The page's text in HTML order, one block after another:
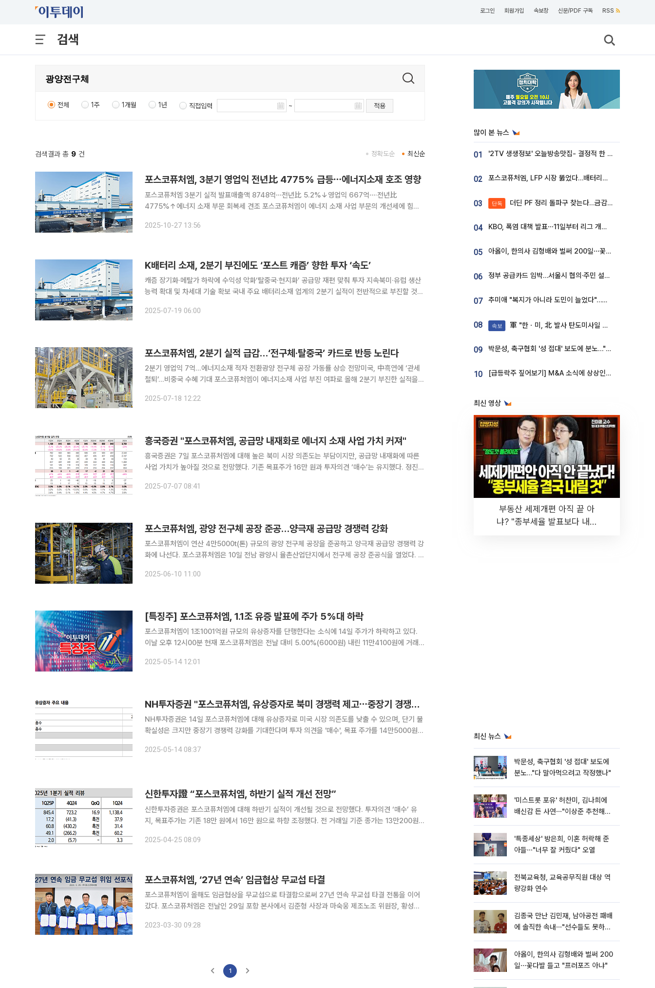
로그인 회원가입 속보창 신문/PDF 구독 RSS
검색
전체 1주 1개월 1년 직접입력 ~ 적용
검색결과 총 9 건 최신순
정확도순
포스코퓨처엠, 3분기 영업익 전년比 4775% 급등⋯에너지소재 호조 영향
포스코퓨처엠 3분기 실적 발표매출액 8748억⋯전년比 5.2%↓영업익 667억⋯·전년比
4775%↑에너지 소재 부문 회복세 견조 포스코퓨처엠이 에너지 소재 사업 부문의 개선세에 힘입
로, 전년 동기보다 5.2% 감소했다고 공시했다. 반면 같은 기간 영업이익은
2025-10-27 13:56
K배터리 소재, 2분기 부진에도 ‘포스트 캐즘’ 향한 투자 ‘속도’
캐즘 장기화·메탈가 하락에 수익성 악화‘탈중국·현지화’ 공급망 재편 맞춰 투자 지속북미·유럽 생산
능력 확대 및 차세대 기술 확보 국내 주요 배터리소재 업계의 2분기 실적이 전반적으로 부진할 것으
2025-07-19 06:00
포스코퓨처엠, 2분기 실적 급감…‘전구체·탈중국’ 카드로 반등 노린다
2분기 영업익 7억…에너지소재 적자 전환광양 전구체 공장 가동률 상승 전망미국, 中흑연에 ‘관세
철퇴’…비중국 수혜 기대 포스코퓨처엠이 에너지소재 사업 부진 여파로 올해 2분기 부진한 실적을
2025-07-18 12:22
흥국증권 "포스코퓨처엠, 공급망 내재화로 에너지 소재 사업 가치 커져"
흥국증권은 7일 포스코퓨처엠에 대해 높은 북미 시장 의존도는 부담이지만, 공급망 내재화에 따른
사업 가치가 높아질 것으로 전망했다. 기존 목표주가 16만 원과 투자의견 ‘매수’는 유지했다. 정진수
업이익은 적자 전환한 -24억 원을 각각 추정한다”며 “
2025-07-07 08:41
포스코퓨처엠, 광양 전구체 공장 준공…양극재 공급망 경쟁력 강화
포스코퓨처엠이 연산 4만5000t(톤) 규모의 광양 전구체 공장을 준공하고 양극재 공급망 경쟁력 강
화에 나선다. 포스코퓨처엠은 10일 전남 광양시 율촌산업단지에서 전구체 공장 준공식을 열었다. 행
원 광양시의회 의장, 구충곤 광양만권경제자유구역청장 등 관계자 7
2025-06-10 11:00
[특징주] 포스코퓨처엠, 1.1조 유증 발표에 주가 5%대 하락
포스코퓨처엠이 1조1001억원 규모의 유상증자를 단행한다는 소식에 14일 주가가 하락하고 있다.
이날 오후 12시00분 현재 포스코퓨처엠은 전날 대비 5.00%(6000원) 내린 11만4100원에 거래되
상증자 방식은 주주배정후 실권주 일반공모로 신규 발행
2025-05-14 12:01
NH투자증권 "포스코퓨처엠, 유상증자로 북미 경쟁력 제고⋯중장기 경쟁력 강화 기대"
NH투자증권은 14일 포스코퓨처엠에 대해 유상증자로 미국 시장 의존도를 낮출 수 있으며, 단기 불
확실성은 크지만 중장기 경쟁력 강화를 기대한다며 투자 의견을 '매수', 목표 주가를 14만5000원으
주식수는 1148만 주로 기존 발행 주식수 대비 14.8%
2025-05-14 08:37
신한투자證 “포스코퓨처엠, 하반기 실적 개선 전망”
신한투자증권은 포스코퓨처엠에 대해 하반기 실적이 개선될 것으로 전망했다. 투자의견 ‘매수’ 유
지, 목표주가는 기존 18만 원에서 16만 원으로 하향 조정했다. 전 거래일 기준 종가는 13만200원이
확실성이 존재하나, 최악의 구간은 지난 것으로 판단한다”며 “
2025-04-25 08:09
포스코퓨처엠, ‘27년 연속’ 임금협상 무교섭 타결
포스코퓨처엠이 올해도 임금협상을 무교섭으로 타결함으로써 27년 연속 무교섭 타결 전통을 이어
갔다. 포스코퓨처엠은 전날인 29일 포항 본사에서 김준형 사장과 마숙웅 제조노조 위원장, 황성환
2023-03-30 09:28
1
많이 본 뉴스
01 '2TV 생생정보' 오늘방송맛집- 결정적 한 수, 3종 메밀면! 메밀 소바 맛집 '의○○○○'
02 포스코퓨처엠, LFP 시장 뚫었다…배터리사와 대규모 장기 공급 합의
03 단독 더딘 PF 정리 돌파구 찾는다…금감원, 1년 반 만에 매각설명회 재개
04 KBO, 폭염 대책 발표⋯11일부터 리그 개시ㆍ경기 오후 7시 시작
05 아옳이, 한의사 김형배와 벌써 200일⋯꽃다발 들고 "프러포즈 아냐"
06 정부 공급카드 임박…서울시 협의·주민 설득이 성패 가른다 [부동산 해법 전쟁]
07 추미애 "복지가 아니라 도민이 늘었다"…재정난 책임론 정면돌파
08 속보 軍 "한ㆍ미, 北 발사 탄도미사일 제원 정밀분석 중"
09 박문성, 축구협회 '성 접대' 보도에 분노…"다 말아먹으려고 작정했나"
10 [급등락주 짚어보기] M&A 소식에 상상인증권ㆍ유니켐 ‘상한가’⋯유증 제동 걸린 SK디앤디↑
최신 영상
부동산 세제개편 아직 끝 아
냐? "종부세율 발표보다 내릴
최신 뉴스
박문성, 축구협회 '성 접대' 보도에
분노…"다 말아먹으려고 작정했나"
'미스트롯 포유' 허찬미, 김나희에
배신감 든 사연⋯"이상준 추천해주
'특종세상' 방은희, 이혼 허락해 준
아들⋯"너무 잘 커줬다" 오열
전북교육청, 교육공무직원 대상 역
량강화 연수
김종국 만난 김민재, 남아공전 패배
에 솔직한 속내⋯"선수들도 못하긴
아옳이, 한의사 김형배와 벌써 200
일⋯꽃다발 들고 "프러포즈 아냐"